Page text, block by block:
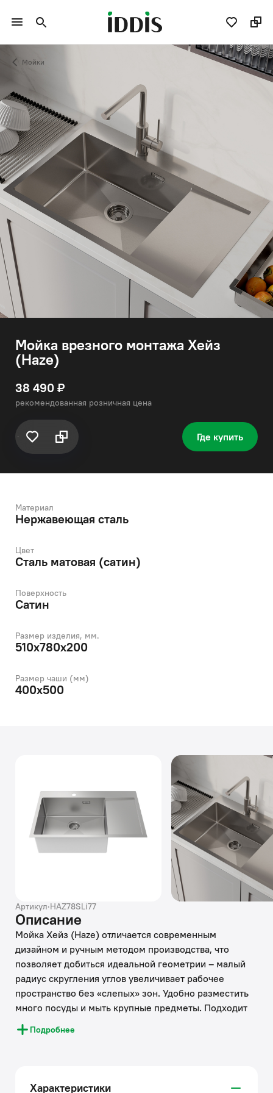
Мойки
Мойка врезного монтажа Хейз
(Haze)
38 490 ₽
рекомендованная розничная цена
Где купить
Материал
Нержавеющая сталь
Цвет
Сталь матовая (сатин)
Поверхность
Сатин
Размер изделия, мм.
510х780х200
Размер чаши (мм)
400х500
Артикул·HAZ78SLi77
Описание
Мойка Хейз (Haze) отличается современным
дизайном и ручным методом производства, что
позволяет добиться идеальной геометрии – малый
радиус скругления углов увеличивает рабочее
пространство без «слепых» зон. Удобно разместить
много посуды и мыть крупные предметы. Подходит
для шкафа от 80 см. Глубина 20 см.
составляет 760х490 мм.
Подробнее
Характеристики